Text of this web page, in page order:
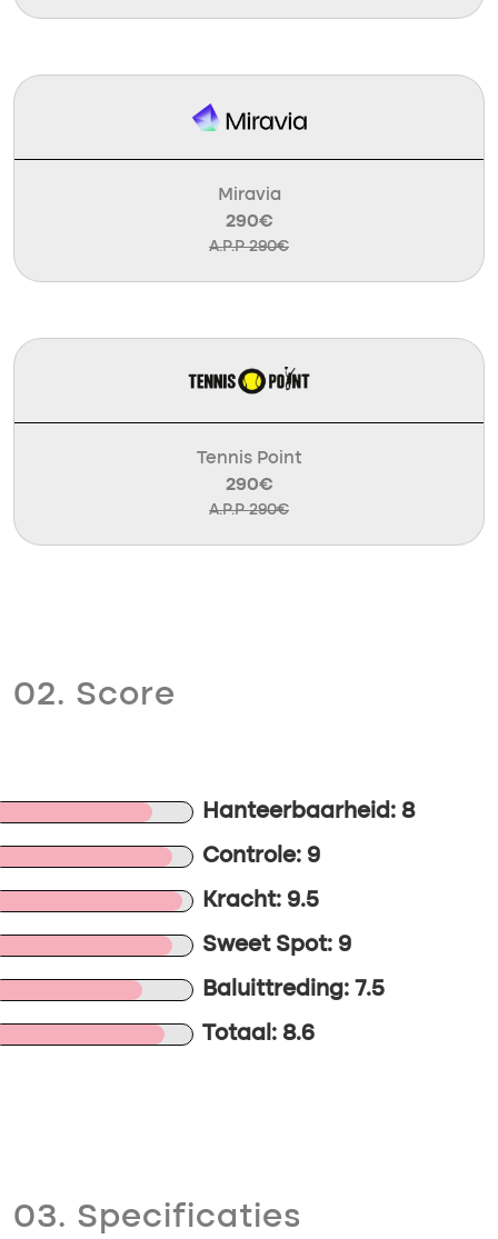
Miravia
290€
A.P.P 290€
Tennis Point
290€
A.P.P 290€
02. Score
Hanteerbaarheid: 8
Controle: 9
Kracht: 9.5
Sweet Spot: 9
Baluittreding: 7.5
Totaal: 8.6
03. Specificaties